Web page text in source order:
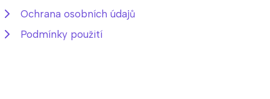
Ochrana osobních údajů
Podmínky použití